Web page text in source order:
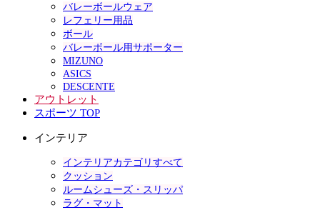
バレーボールウェア
レフェリー用品
ボール
バレーボール用サポーター
MIZUNO
ASICS
DESCENTE
アウトレット
スポーツ TOP
インテリア
インテリアカテゴリすべて
クッション
ルームシューズ・スリッパ
ラグ・マット